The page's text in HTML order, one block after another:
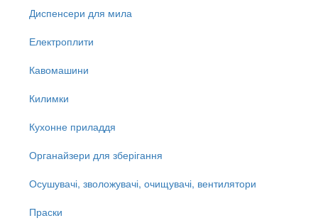
Диспенсери для мила
Електроплити
Кавомашини
Килимки
Кухонне приладдя
Органайзери для зберігання
Осушувачі, зволожувачі, очищувачі, вентилятори
Праски